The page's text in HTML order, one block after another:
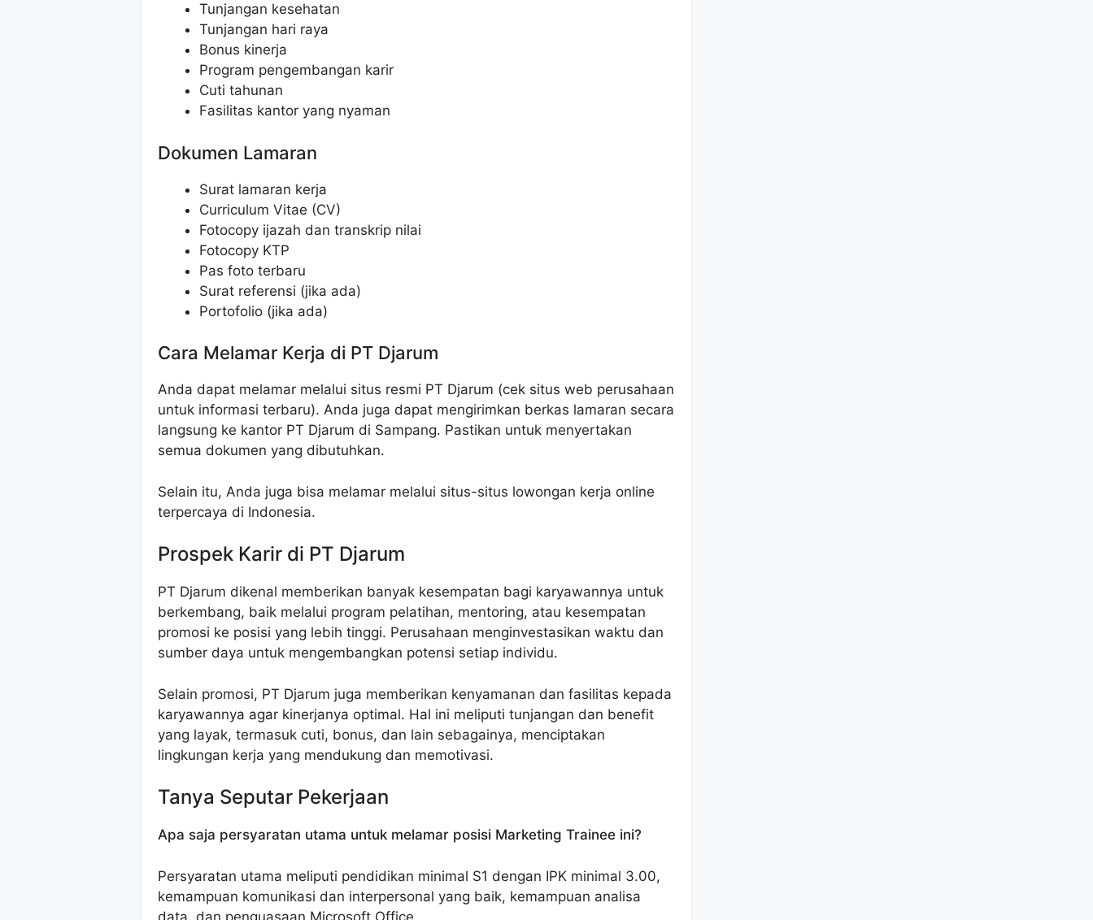
Tunjangan kesehatan
Tunjangan hari raya
Bonus kinerja
Program pengembangan karir
Cuti tahunan
Fasilitas kantor yang nyaman
Dokumen Lamaran
Surat lamaran kerja
Curriculum Vitae (CV)
Fotocopy ijazah dan transkrip nilai
Fotocopy KTP
Pas foto terbaru
Surat referensi (jika ada)
Portofolio (jika ada)
Cara Melamar Kerja di PT Djarum
Anda dapat melamar melalui situs resmi PT Djarum (cek situs web perusahaan
untuk informasi terbaru). Anda juga dapat mengirimkan berkas lamaran secara
langsung ke kantor PT Djarum di Sampang. Pastikan untuk menyertakan
semua dokumen yang dibutuhkan.
Selain itu, Anda juga bisa melamar melalui situs-situs lowongan kerja online
terpercaya di Indonesia.
Prospek Karir di PT Djarum
PT Djarum dikenal memberikan banyak kesempatan bagi karyawannya untuk
berkembang, baik melalui program pelatihan, mentoring, atau kesempatan
promosi ke posisi yang lebih tinggi. Perusahaan menginvestasikan waktu dan
sumber daya untuk mengembangkan potensi setiap individu.
Selain promosi, PT Djarum juga memberikan kenyamanan dan fasilitas kepada
karyawannya agar kinerjanya optimal. Hal ini meliputi tunjangan dan benefit
yang layak, termasuk cuti, bonus, dan lain sebagainya, menciptakan
lingkungan kerja yang mendukung dan memotivasi.
Tanya Seputar Pekerjaan
Apa saja persyaratan utama untuk melamar posisi Marketing Trainee ini?
Persyaratan utama meliputi pendidikan minimal S1 dengan IPK minimal 3.00,
kemampuan komunikasi dan interpersonal yang baik, kemampuan analisa
data, dan penguasaan Microsoft Office.